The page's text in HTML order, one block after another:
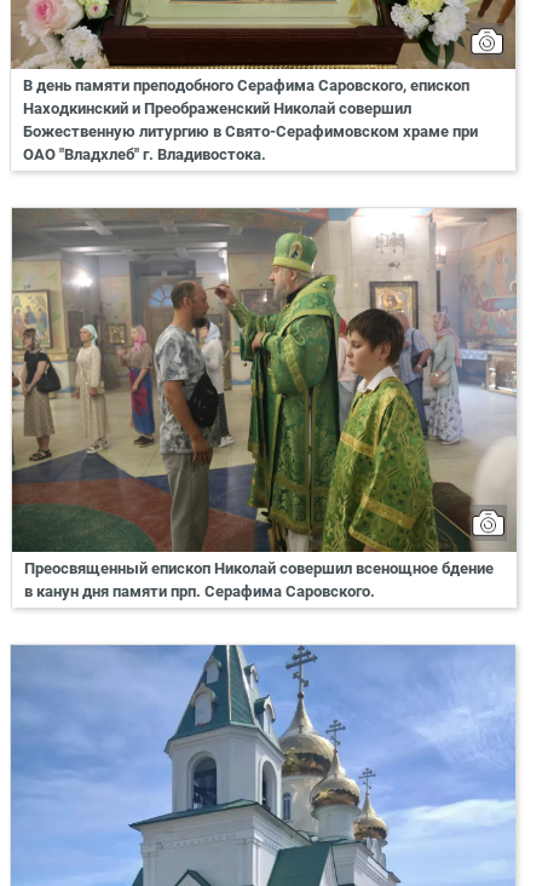
В день памяти преподобного Серафима Саровского, епископ
Находкинский и Преображенский Николай совершил
Божественную литургию в Свято-Серафимовском храме при
ОАО "Владхлеб" г. Владивостока.
Преосвященный епископ Николай совершил всенощное бдение
в канун дня памяти прп. Серафима Саровского.